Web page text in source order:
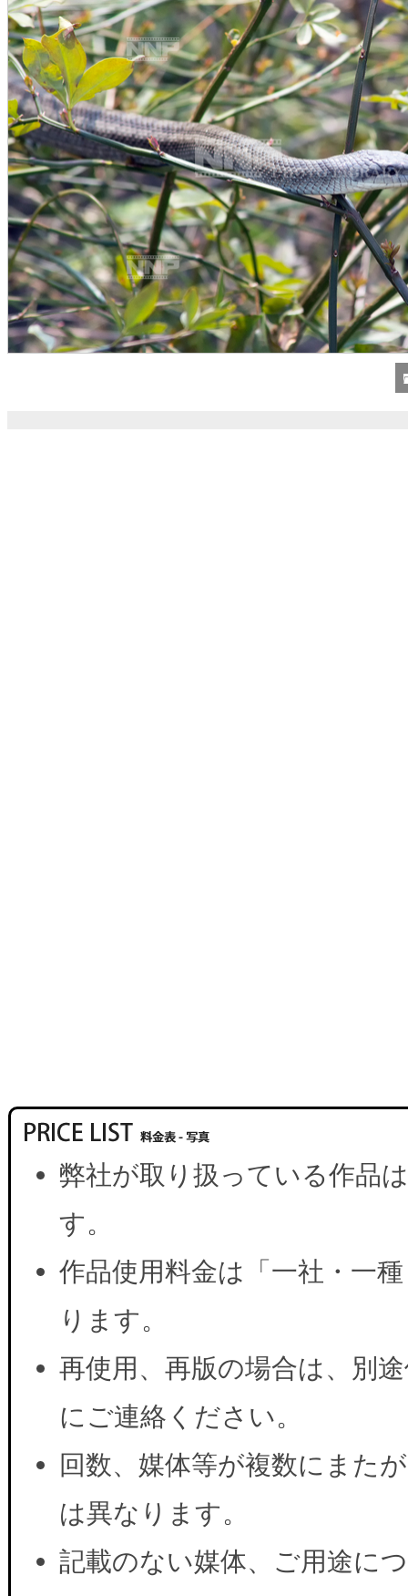
弊社が取り扱っている作品
す。
作品使用料金は「一社・一
ります。
再使用、再版の場合は、別
にご連絡ください。
回数、媒体等が複数にまた
は異なります。
記載のない媒体、ご用途に